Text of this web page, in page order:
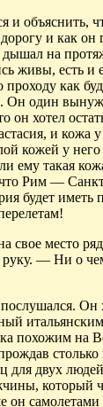
и объяснить,
и как он
дышал на
живы, есть
проходу как
Он один
он хотел
и кожа
кожей у
ему такая
Рим —
будет
свое место
руку. — Ни о
Он
похожим
прождав
для двух
который
он самолетами